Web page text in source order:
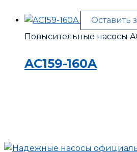
Оставить
Повысительные насосы
AC159-160A